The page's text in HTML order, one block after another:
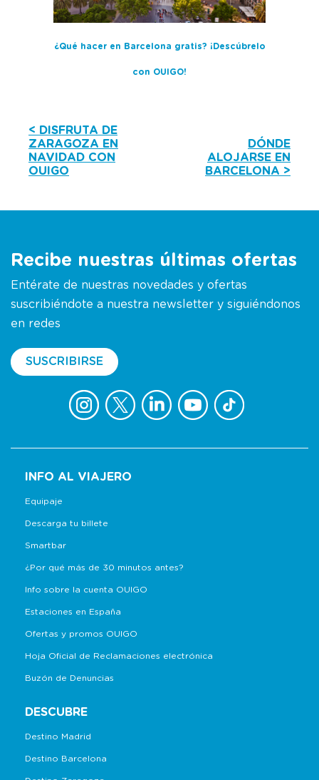
¿Qué hacer en Barcelona gratis? ¡Descúbrelo
con OUIGO!
< DISFRUTA DE
ZARAGOZA EN
NAVIDAD CON
OUIGO
DÓNDE
ALOJARSE EN
BARCELONA >
Recibe nuestras últimas ofertas
Entérate de nuestras novedades y ofertas
suscribiéndote a nuestra newsletter y siguiéndonos
en redes
SUSCRIBIRSE
INFO AL VIAJERO
Equipaje
Descarga tu billete
Smartbar
¿Por qué más de 30 minutos antes?
Info sobre la cuenta OUIGO
Estaciones en España
Ofertas y promos OUIGO
Hoja Oficial de Reclamaciones electrónica
Buzón de Denuncias
DESCUBRE
Destino Madrid
Destino Barcelona